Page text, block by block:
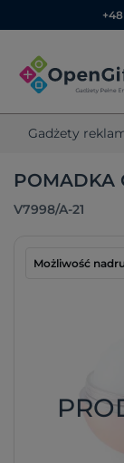
Gadżety
POMADKA
V7998/A-21
Możliwość